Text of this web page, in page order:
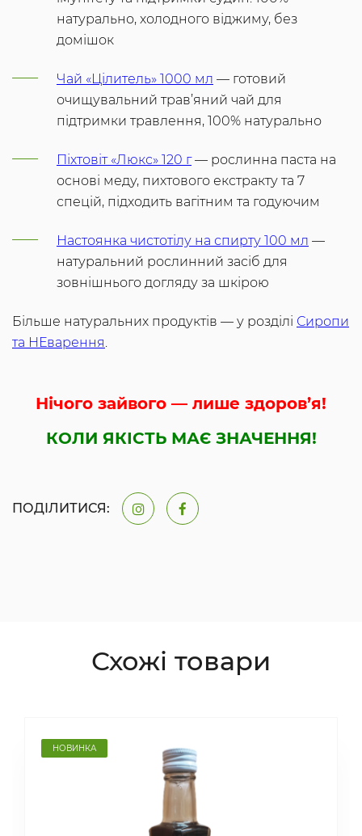
натурально, холодного віджиму, без
домішок
Чай «Цілитель» 1000 мл — готовий
очищувальний трав’яний чай для
підтримки травлення, 100% натурально
Піхтовіт «Люкс» 120 г— рослинна паста на
основі меду, пихтового екстракту та 7
спецій, підходить вагітним та годуючим
Настоянка чистотілу на спирту 100 мл —
натуральний рослинний засіб для
зовнішнього догляду за шкірою
Більше натуральних продуктів — у розділі Сиропи
та НЕварення.
Нічого зайвого — лише здоров’я!
КОЛИ ЯКІСТЬ МАЄ ЗНАЧЕННЯ!
ПОДІЛИТИСЯ:
Схожі товари
НОВИНКА